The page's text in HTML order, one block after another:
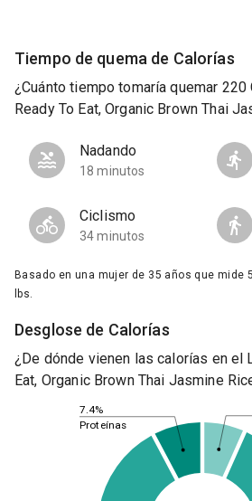
Tiempo de quema de Calorías
¿Cuánto tiempo tomaría quemar
Ready To Eat, Organic Brown Thai
Nadando
18 minutos
Ciclismo
34 minutos
Basado en una mujer de 35 años que mide
lbs.
Desglose de Calorías
¿De dónde vienen las calorías en el
Eat, Organic Brown Thai Jasmine
7.4%
Proteínas